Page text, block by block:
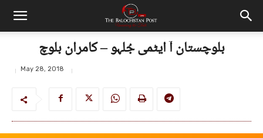
بلوچستان آ ایٹمی جُلہو – کامران بلوچ
May 28, 2018